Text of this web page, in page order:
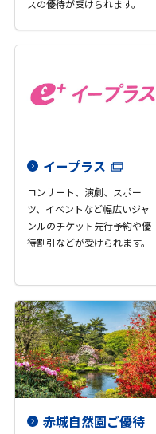
スの優待が受けられます。
イープラス
コンサート、演劇、スポー
ツ、イベントなど幅広いジャ
ンルのチケット先行予約や優
待割引などが受けられます。
赤城自然園ご優待